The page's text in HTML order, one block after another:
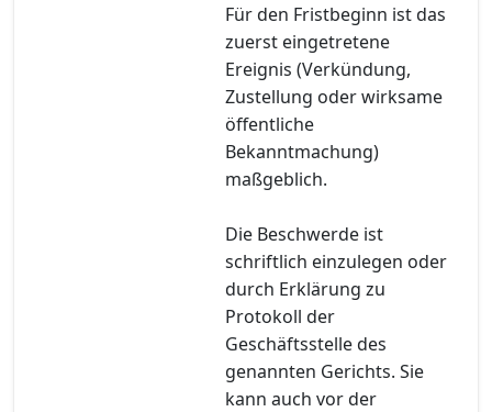
Für den Fristbeginn ist das
zuerst eingetretene
Ereignis (Verkündung,
Zustellung oder wirksame
öffentliche
Bekanntmachung)
maßgeblich.
Die Beschwerde ist
schriftlich einzulegen oder
durch Erklärung zu
Protokoll der
Geschäftsstelle des
genannten Gerichts. Sie
kann auch vor der